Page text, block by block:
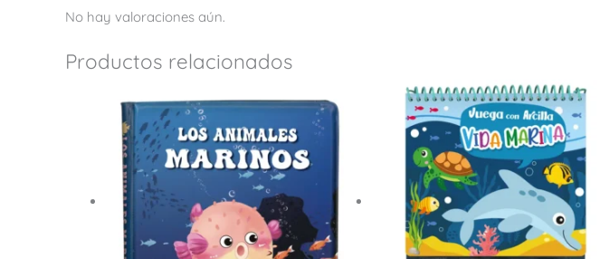
No hay valoraciones aún.
Productos relacionados